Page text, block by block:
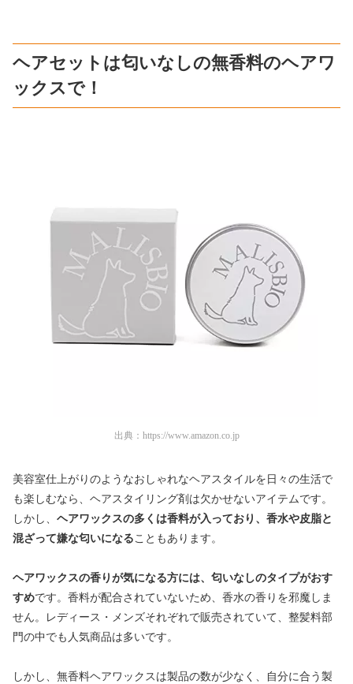
ヘアセットは匂いなしの無香料のヘアワ
ックスで！
出典： https://www.amazon.co.jp
美容室仕上がりのようなおしゃれなヘアスタイルを日々の生活で
も楽しむなら、ヘアスタイリング剤は欠かせないアイテムです。
しかし、 ヘアワックスの多くは香料が入っており、香水や皮脂と
混ざって嫌な匂いになることもあります。
ヘアワックスの香りが気になる方には、匂いなしのタイプがおす
すめです。香料が配合されていないため、香水の香りを邪魔しま
せん。レディース・メンズそれぞれで販売されていて、整髪料部
門の中でも人気商品は多いです。
しかし、無香料ヘアワックスは製品の数が少なく、自分に合う製